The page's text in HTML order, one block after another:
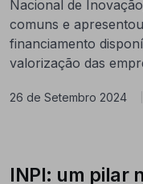
Nacional de
comuns e
financiamento
valorização das
26 de Setembro 2024
INPI: um pilar